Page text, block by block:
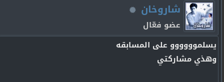
شاروخان
عضو فعّال
يسلموووووو على المسابقه
وهذي مشاركتي